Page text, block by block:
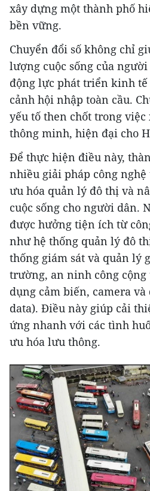
xây dựng một thành phố
bền vững.
Chuyển đổi số không chỉ
lượng cuộc sống của
động lực phát triển kinh
cảnh hội nhập toàn cầu.
yếu tố then chốt trong
thông minh, hiện đại cho
Để thực hiện điều này,
nhiều giải pháp công
ưu hóa quản lý đô thị và
cuộc sống cho người dân.
được hưởng tiện ích từ
như hệ thống quản lý đô
thống giám sát và quản lý
trường, an ninh công cộng
dụng cảm biến, camera
data). Điều này giúp cải
ứng nhanh với các tình
ưu hóa lưu thông.